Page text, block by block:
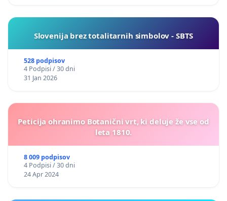
Slovenija brez totalitarnih simbolov - SBTS
528 podpisov
4 Podpisi / 30 dni
31 Jan 2026
Peticija ohranimo Botanični vrt, ki deluje že vse od
leta 1810.
8 009 podpisov
4 Podpisi / 30 dni
24 Apr 2024